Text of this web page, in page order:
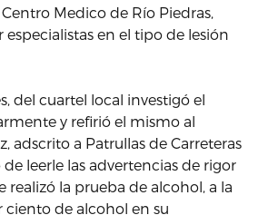
Medico de Río Piedras,
en el tipo de lesión
del cuartel local investigó el
y refirió el mismo al
adscrito a Patrullas de Carreteras
leerle las advertencias de rigor
realizó la prueba de alcohol, a la
ciento de alcohol en su